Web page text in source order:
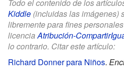
Todo el contenido de los
Kiddle (incluidas las imágenes)
libremente para fines
licenciaAtribución-
lo contrario. Citar este artículo:
Richard Donner para Niños.